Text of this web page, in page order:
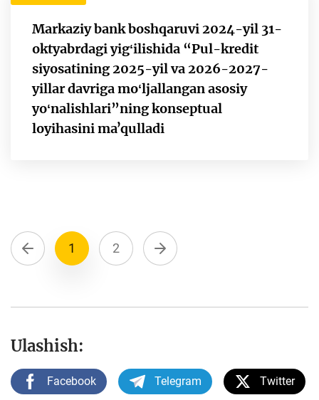
Markaziy bank boshqaruvi 2024-yil 31-
oktyabrdagi yigʻilishida “Pul-kredit
siyosatining 2025-yil va 2026-2027-
yillar davriga moʻljallangan asosiy
yoʻnalishlari”ning konseptual
loyihasini maʼqulladi
1 2
Ulashish:
Facebook Telegram Twitter